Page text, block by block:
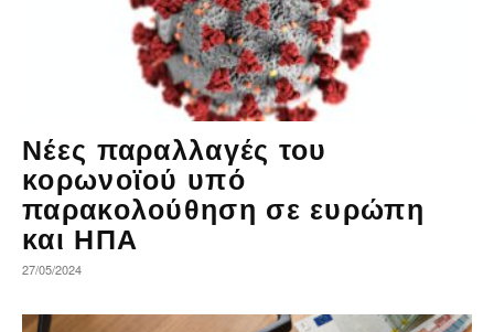
Νέες παραλλαγές του
κορωνοϊού υπό
παρακολούθηση σε ευρώπη
και ΗΠΑ
27/05/2024